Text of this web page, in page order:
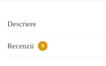
Descriere
Recenzii 0